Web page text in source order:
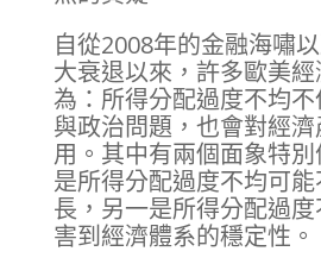
自從2008年的金融海嘯
大衰退以來，許多歐美
為：所得分配過度不均
與政治問題，也會對經
用。其中有兩個面象特
是所得分配過度不均可
長，另一是所得分配過
害到經濟體系的穩定性。